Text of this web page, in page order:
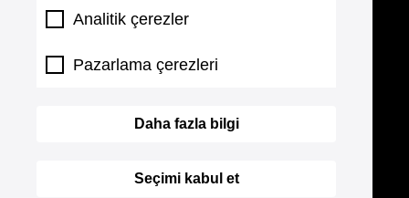
Analitik çerezler
Pazarlama çerezleri
Daha fazla bilgi
Seçimi kabul et